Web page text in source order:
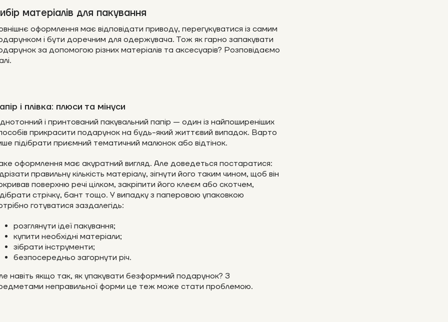
матеріалів для пакування
оформлення має відповідати приводу, перегукуватися із самим
і бути доречним для одержувача. Тож як гарно запакувати
за допомогою різних матеріалів та аксесуарів? Розповідаємо
і плівка: плюси та мінуси
і принтований пакувальний папір — один із найпоширеніших
прикрасити подарунок на будь-який життєвий випадок. Варто
підібрати приємний тематичний малюнок або відтінок.
оформлення має акуратний вигляд. Але доведеться постаратися:
правильну кількість матеріалу, зігнути його таким чином, щоб він
поверхню речі цілком, закріпити його клеєм або скотчем,
стрічку, бант тощо. У випадку з паперовою упаковкою
готуватися заздалегідь:
розглянути ідеї пакування;
купити необхідні матеріали;
зібрати інструменти;
безпосередньо загорнути річ.
навіть якщо так, як упакувати безформний подарунок? З
неправильної форми це теж може стати проблемою.